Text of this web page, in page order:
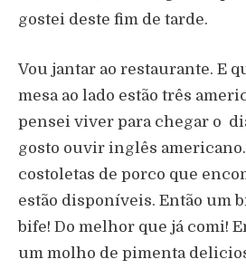
gostei deste fim de tarde.
Vou jantar ao restaurante. E
mesa ao lado estão três
pensei viver para chegar o
gosto ouvir inglês americano.
costoletas de porco que
estão disponíveis. Então um
bife! Do melhor que já comi!
um molho de pimenta